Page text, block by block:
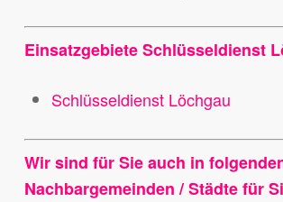
Einsatzgebiete Schlüsseldienst
Schlüsseldienst Löchgau
Wir sind für Sie auch in
Nachbargemeinden / Städte für